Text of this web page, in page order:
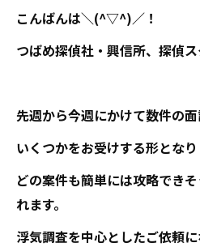
こんばんは＼(^▽^)／！
つばめ探偵社・興信所、探偵
先週から今週にかけて数件の面
いくつかをお受けする形となり
どの案件も簡単には攻略でき
れます。
浮気調査を中心としたご依頼に